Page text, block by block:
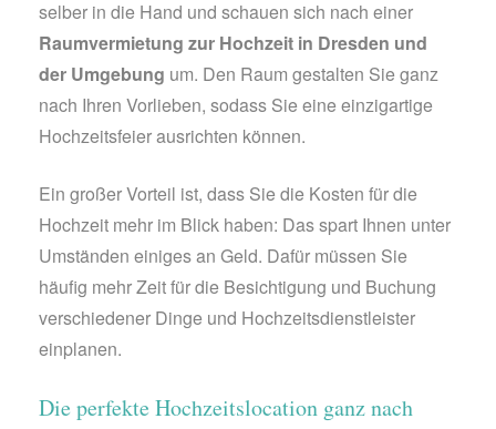
selber in die Hand und schauen sich nach einer
Raumvermietung zur Hochzeit in Dresden und
der Umgebung um. Den Raum gestalten Sie ganz
nach Ihren Vorlieben, sodass Sie eine einzigartige
Hochzeitsfeier ausrichten können.
Ein großer Vorteil ist, dass Sie die Kosten für die
Hochzeit mehr im Blick haben: Das spart Ihnen unter
Umständen einiges an Geld. Dafür müssen Sie
häufig mehr Zeit für die Besichtigung und Buchung
verschiedener Dinge und Hochzeitsdienstleister
einplanen.
Die perfekte Hochzeitslocation ganz nach